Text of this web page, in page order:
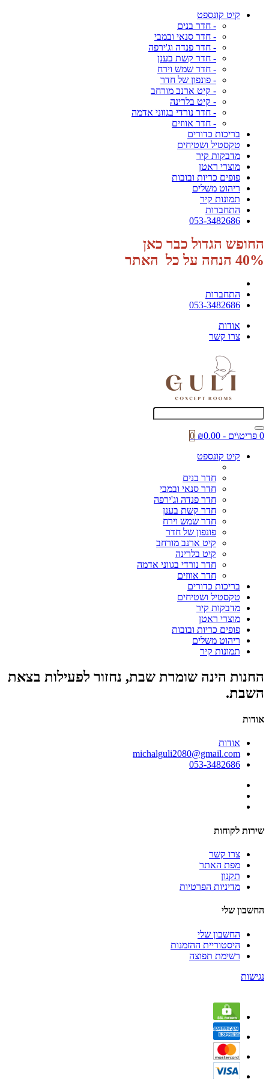
קיט קונספט
- חדר בנים
- חדר סנאי ובמבי
- חדר פנדה וג'ירפה
- חדר קשת בענן
- חדר שמש וירח
- פונפון של חדר
- קיט ארנב מורחב
- קיט בלרינה
- חדר נורדי בגווני אדמה
- חדר אווזים
בריכות כדורים
טקסטיל ושטיחים
מדבקות קיר
מוצרי ראטן
פופים כריות ובובות
ריהוט משלים
תמונות קיר
התחברות
053-3482686
החופש הגדול כבר כאן
40% הנחה על כל האתר
התחברות
053-3482686
אודות
צרו קשר
0 פריט\ים - ₪0.00
0
קיט קונספט
חדר בנים
חדר סנאי ובמבי
חדר פנדה וג'ירפה
חדר קשת בענן
חדר שמש וירח
פונפון של חדר
קיט ארנב מורחב
קיט בלרינה
חדר נורדי בגווני אדמה
חדר אווזים
בריכות כדורים
טקסטיל ושטיחים
מדבקות קיר
מוצרי ראטן
פופים כריות ובובות
ריהוט משלים
תמונות קיר
החנות הינה שומרת שבת, נחזור לפעילות בצאת
השבת.
אודות
אודות
michalguli2080@gmail.com
053-3482686
שירות לקוחות
צרו קשר
מפת האתר
תקנון
מדיניות הפרטיות
החשבון שלי
החשבון שלי
היסטוריית ההזמנות
רשימת תפוצה
נגישות